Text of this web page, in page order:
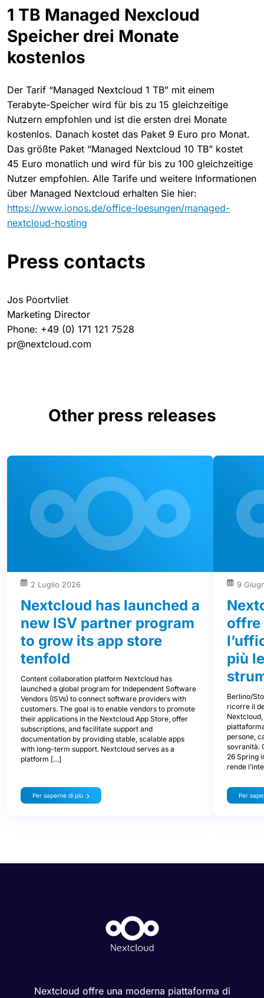
1 TB Managed Nexcloud
Speicher drei Monate
kostenlos
Der Tarif “Managed Nextcloud 1 TB” mit einem
Terabyte-Speicher wird für bis zu 15 gleichzeitige
Nutzern empfohlen und ist die ersten drei Monate
kostenlos. Danach kostet das Paket 9 Euro pro Monat.
Das größte Paket “Managed Nextcloud 10 TB” kostet
45 Euro monatlich und wird für bis zu 100 gleichzeitige
Nutzer empfohlen. Alle Tarife und weitere Informationen
über Managed Nextcloud erhalten Sie hier:
https://www.ionos.de/office-loesungen/managed-
nextcloud-hosting
Press contacts
Jos Poortvliet
Marketing Director
Phone: +49 (0) 171 121 7528
pr@nextcloud.com
Other press releases
2 Luglio 2026
Nextcloud has launched a
new ISV partner program
to grow its app store
tenfold
Content collaboration platform Nextcloud has
launched a global program for Independent Software
Vendors (ISVs) to connect software providers with
customers. The goal is to enable vendors to promote
their applications in the Nextcloud App Store, offer
subscriptions, and facilitate support and
documentation by providing stable, scalable apps
with long-term support. Nextcloud serves as a
platform […]
Per saperne di più
9
offre
più
Berlino/
ricorre il
persone,
sovranità.
26 Spring
rende
Per
Nextcloud offre una moderna piattaforma di